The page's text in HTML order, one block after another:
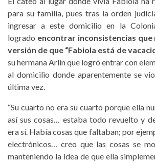
para su familia, pues tras la orden
ingresar a este domicilio en la
logrado encontrar inconsistencias que
versión de que “Fabiola está de
su hermana Arlin que logró entrar con
al domicilio donde aparentemente se
última vez.
“Su cuarto no era su cuarto porque ella
así sus cosas… estaba todo revuelto y
era sí. Había cosas que faltaban; por
electrónicos… creo que las cosas se
manteniendo la idea de que ella